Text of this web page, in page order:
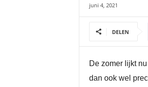
juni 4, 2021
DELEN
De zomer lijkt
dan ook wel